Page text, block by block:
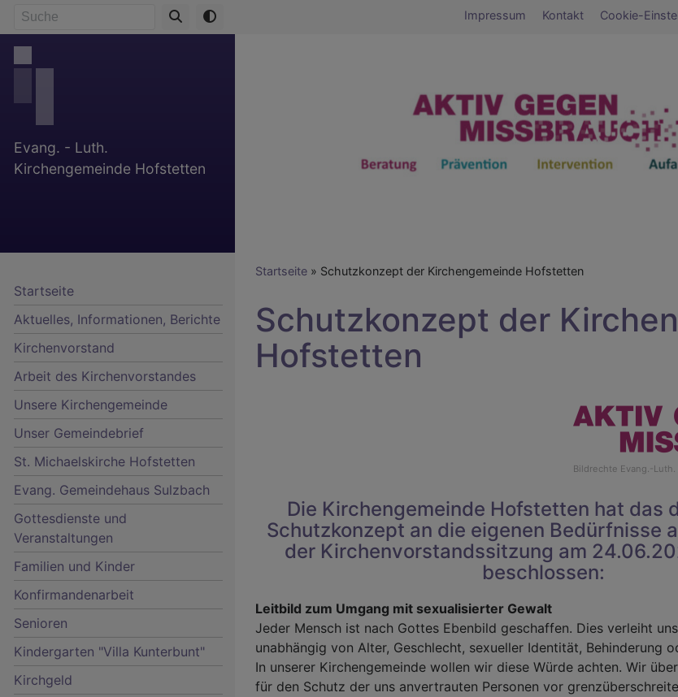
Direkt
Inhalt
Fußbereichsmenü
Impressum Kontakt Cookie-
Evang. - Luth.
Kirchengemeinde Hofstetten
Hauptnavigation
Startseite
Aktuelles, Informationen, Berichte
Kirchenvorstand
Arbeit des Kirchenvorstandes
Unsere Kirchengemeinde
Unser Gemeindebrief
St. Michaelskirche Hofstetten
Evang. Gemeindehaus Sulzbach
Gottesdienste und
Veranstaltungen
Familien und Kinder
Konfirmandenarbeit
Senioren
Kindergarten "Villa Kunterbunt"
Kirchgeld
Breadcrumb
Startseite Schutzkonzept der Kirchengemeinde Hofstetten
Schutzkonzept der
Hofstetten
Bildrechte Evang.-
Die Kirchengemeinde Hofstetten hat das
Schutzkonzept an die eigenen Bedürfnisse
der Kirchenvorstandssitzung am
beschlossen:
Leitbild zum Umgang mit sexualisierter Gewalt
Jeder Mensch ist nach Gottes Ebenbild geschaffen. Dies verleiht
unabhängig von Alter, Geschlecht, sexueller Identität, Behinderung
In unserer Kirchengemeinde wollen wir diese Würde achten. Wir
für den Schutz der uns anvertrauten Personen vor